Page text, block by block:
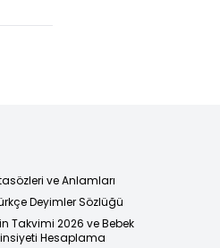
ve Anlamları
Deyimler Sözlüğü
Takvimi 2026 ve Bebek
Hesaplama